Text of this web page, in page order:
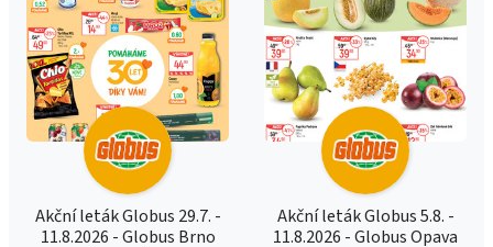
Akční leták Globus 29.7. -
11.8.2026 - Globus Brno
Akční leták Globus 5.8. -
11.8.2026 - Globus Opava